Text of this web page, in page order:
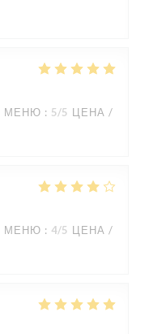
МЕНЮ : 5/5 ЦЕНА /
МЕНЮ : 4/5 ЦЕНА /